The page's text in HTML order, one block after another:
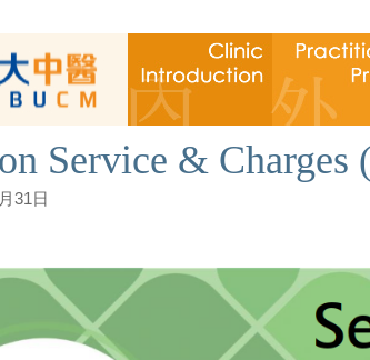
Service & Charges
31日